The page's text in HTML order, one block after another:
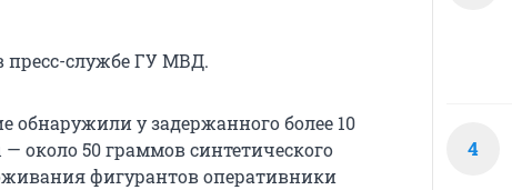
службе ГУ МВД.
у задержанного более 10
около 50 граммов синтетического
фигурантов оперативники
4